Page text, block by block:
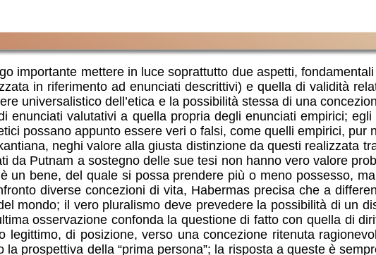
importante mettere in luce soprattutto due aspetti,
in riferimento ad enunciati descrittivi) e quella di validità
universalistico dell’etica e la possibilità stessa di una
valutativi a quella propria degli enunciati empirici;
possano appunto essere veri o falsi, come quelli empirici,
neghi valore alla giusta distinzione da questi realizzata
da Putnam a sostegno delle sue tesi non hanno vero valore
bene, del quale si possa prendere più o meno possesso,
diverse concezioni di vita, Habermas precisa che a
mondo; il vero pluralismo deve prevedere la possibilità di un
osservazione confonda la questione di fatto con quella di
di posizione, verso una concezione ritenuta
prospettiva della “prima persona”; la risposta a queste è